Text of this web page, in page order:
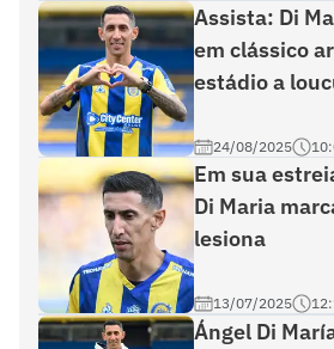
Assista: Di
em clássico
estádio a
24/08/2025
Em sua
Di Maria
lesiona
13/07/2025
Ángel Di